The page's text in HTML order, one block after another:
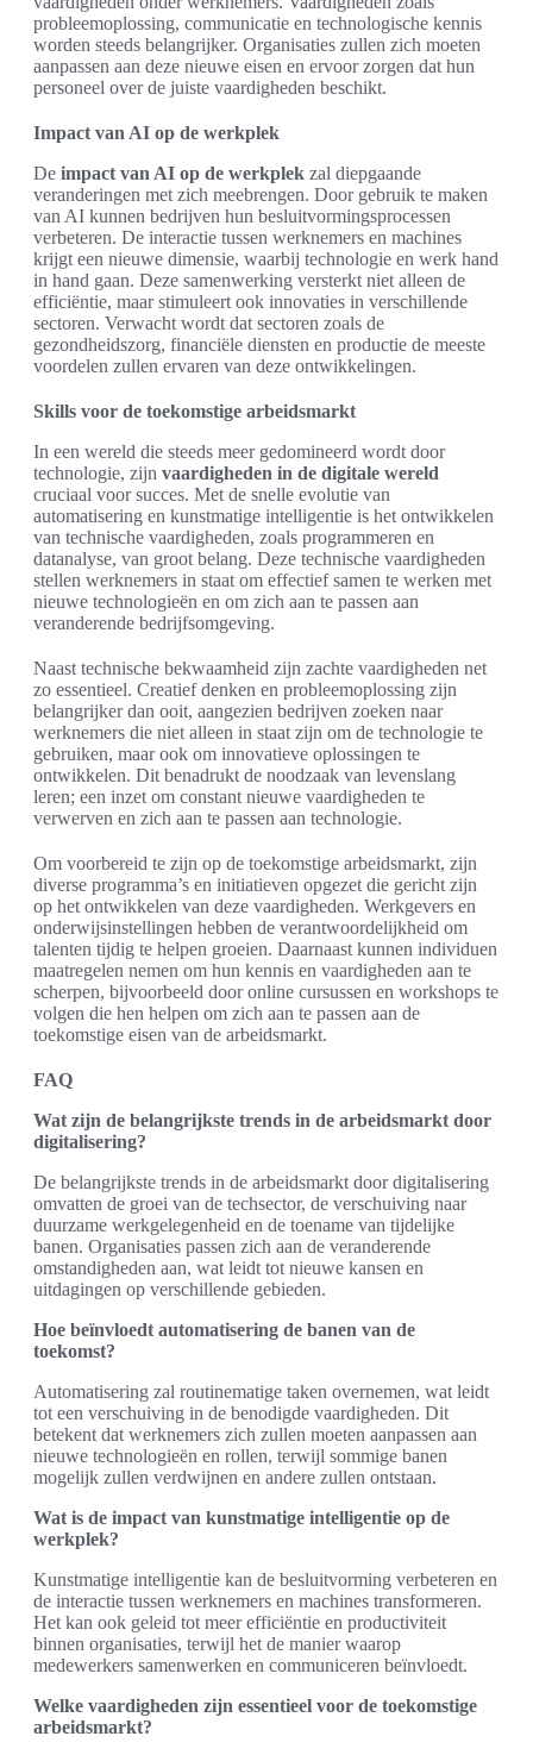
probleemoplossing, communicatie en technologische kennis
worden steeds belangrijker. Organisaties zullen zich moeten
aanpassen aan deze nieuwe eisen en ervoor zorgen dat hun
personeel over de juiste vaardigheden beschikt.
Impact van AI op de werkplek
De impact van AI op de werkplek zal diepgaande
veranderingen met zich meebrengen. Door gebruik te maken
van AI kunnen bedrijven hun besluitvormingsprocessen
verbeteren. De interactie tussen werknemers en machines
krijgt een nieuwe dimensie, waarbij technologie en werk hand
in hand gaan. Deze samenwerking versterkt niet alleen de
efficiëntie, maar stimuleert ook innovaties in verschillende
sectoren. Verwacht wordt dat sectoren zoals de
gezondheidszorg, financiële diensten en productie de meeste
voordelen zullen ervaren van deze ontwikkelingen.
Skills voor de toekomstige arbeidsmarkt
In een wereld die steeds meer gedomineerd wordt door
technologie, zijn vaardigheden in de digitale wereld
cruciaal voor succes. Met de snelle evolutie van
automatisering en kunstmatige intelligentie is het ontwikkelen
van technische vaardigheden, zoals programmeren en
datanalyse, van groot belang. Deze technische vaardigheden
stellen werknemers in staat om effectief samen te werken met
nieuwe technologieën en om zich aan te passen aan
veranderende bedrijfsomgeving.
Naast technische bekwaamheid zijn zachte vaardigheden net
zo essentieel. Creatief denken en probleemoplossing zijn
belangrijker dan ooit, aangezien bedrijven zoeken naar
werknemers die niet alleen in staat zijn om de technologie te
gebruiken, maar ook om innovatieve oplossingen te
ontwikkelen. Dit benadrukt de noodzaak van levenslang
leren; een inzet om constant nieuwe vaardigheden te
verwerven en zich aan te passen aan technologie.
Om voorbereid te zijn op de toekomstige arbeidsmarkt, zijn
diverse programma’s en initiatieven opgezet die gericht zijn
op het ontwikkelen van deze vaardigheden. Werkgevers en
onderwijsinstellingen hebben de verantwoordelijkheid om
talenten tijdig te helpen groeien. Daarnaast kunnen individuen
maatregelen nemen om hun kennis en vaardigheden aan te
scherpen, bijvoorbeeld door online cursussen en workshops te
volgen die hen helpen om zich aan te passen aan de
toekomstige eisen van de arbeidsmarkt.
FAQ
Wat zijn de belangrijkste trends in de arbeidsmarkt door
digitalisering?
De belangrijkste trends in de arbeidsmarkt door digitalisering
omvatten de groei van de techsector, de verschuiving naar
duurzame werkgelegenheid en de toename van tijdelijke
banen. Organisaties passen zich aan de veranderende
omstandigheden aan, wat leidt tot nieuwe kansen en
uitdagingen op verschillende gebieden.
Hoe beïnvloedt automatisering de banen van de
toekomst?
Automatisering zal routinematige taken overnemen, wat leidt
tot een verschuiving in de benodigde vaardigheden. Dit
betekent dat werknemers zich zullen moeten aanpassen aan
nieuwe technologieën en rollen, terwijl sommige banen
mogelijk zullen verdwijnen en andere zullen ontstaan.
Wat is de impact van kunstmatige intelligentie op de
werkplek?
Kunstmatige intelligentie kan de besluitvorming verbeteren en
de interactie tussen werknemers en machines transformeren.
Het kan ook geleid tot meer efficiëntie en productiviteit
binnen organisaties, terwijl het de manier waarop
medewerkers samenwerken en communiceren beïnvloedt.
Welke vaardigheden zijn essentieel voor de toekomstige
arbeidsmarkt?